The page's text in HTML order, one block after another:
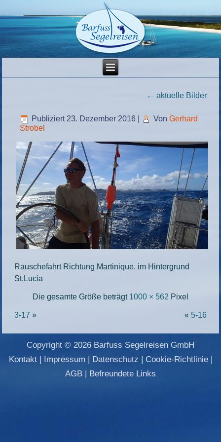
← aktuelle Bilder
Publiziert 23. Dezember 2016 Von Gerhard
Strobel
Rauschefahrt Richtung Martinique, im Hintergrund
St.Lucia
Die gesamte Größe beträgt 1000 × 562 Pixel
3-17 » « 5-16
Copyright © 2026 Barfuss Segelreisen GmbH
Kontakt| Impressum | Datenschutz | Cookie-Richtlinie|
AGB | Befreundete Links